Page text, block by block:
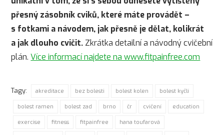
přesný zásobník cviků, které máte provádět –
s fotkami a návodem, jak přesně je dělat, kolikrát
a jak dlouho cvičit. Zkrátka detailní a návodný cvičební
plán.Více informací najdete na www.fitpainfree.com
Tagy: akreditace bez bolesti bolest kolen bolest kyčlí
bolest ramen bolest zad brno čr cvičení education
exercise fitness fitpainfree hana toufarová